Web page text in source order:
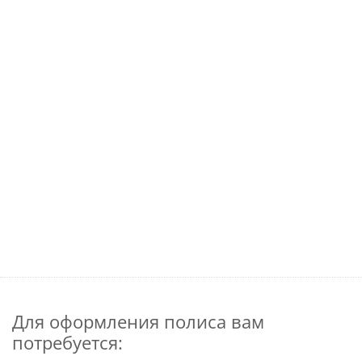
Для оформления полиса вам
потребуется: